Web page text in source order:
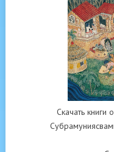
Скачать книги